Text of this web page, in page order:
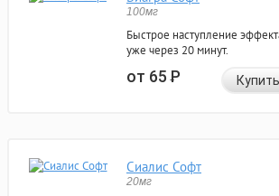
100мг
Быстрое наступление
уже через 20 минут.
от 65Р Купить
Сиалис Софт
20мг